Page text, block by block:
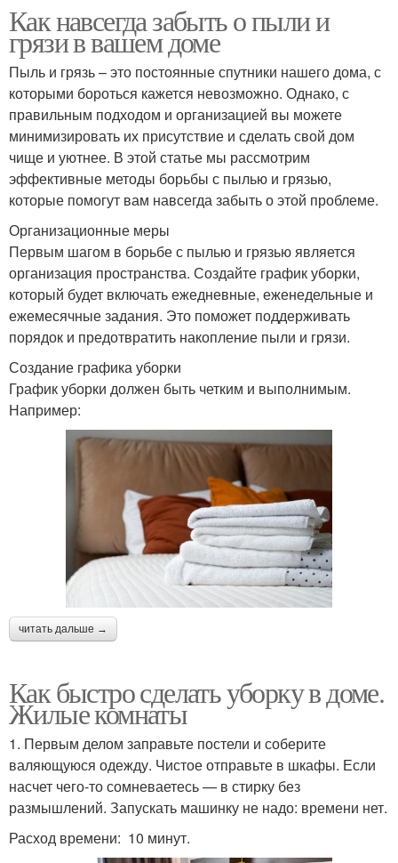
Как навсегда забыть о пыли и
грязи в вашем доме
Пыль и грязь – это постоянные спутники нашего дома, с
которыми бороться кажется невозможно. Однако, с
правильным подходом и организацией вы можете
минимизировать их присутствие и сделать свой дом
чище и уютнее. В этой статье мы рассмотрим
эффективные методы борьбы с пылью и грязью,
которые помогут вам навсегда забыть о этой проблеме.
Организационные меры
Первым шагом в борьбе с пылью и грязью является
организация пространства. Создайте график уборки,
который будет включать ежедневные, еженедельные и
ежемесячные задания. Это поможет поддерживать
порядок и предотвратить накопление пыли и грязи.
Создание графика уборки
График уборки должен быть четким и выполнимым.
Например:
читать дальше →
Как быстро сделать уборку в доме.
Жилые комнаты
1. Первым делом заправьте постели и соберите
валяющуюся одежду. Чистое отправьте в шкафы. Если
насчет чего-то сомневаетесь — в стирку без
размышлений. Запускать машинку не надо: времени нет.
Расход времени: 10 минут.